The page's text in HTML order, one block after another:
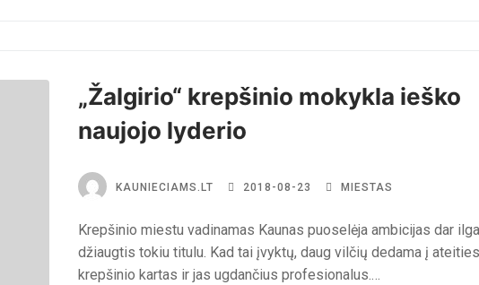
„Žalgirio“ krepšinio mokykla ieško
naujojo lyderio
KAUNIECIAMS.LT 2018-08-23 MIESTAS
Krepšinio miestu vadinamas Kaunas puoselėja ambicijas dar
džiaugtis tokiu titulu. Kad tai įvyktų, daug vilčių dedama į ateities
krepšinio kartas ir jas ugdančius profesionalus.…